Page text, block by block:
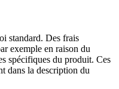
standard. Des frais
exemple en raison du
spécifiques du produit. Ces
dans la description du